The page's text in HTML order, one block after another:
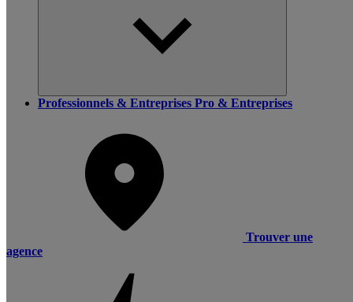
Professionnels & Entreprises Pro & Entreprises
Trouver une
agence